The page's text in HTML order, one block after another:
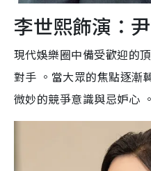
李世熙飾演：
現代娛樂圈中備受歡迎的
對手 。當大眾的焦點逐漸
微妙的競爭意識與忌妒心 。